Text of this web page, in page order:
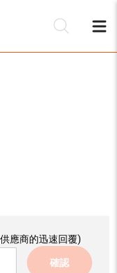
應商的迅速回覆)
確認